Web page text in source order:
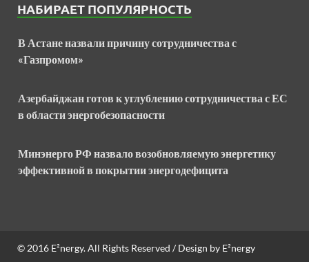
НАБИРАЕТ ПОПУЛЯРНОСТЬ
В Астане назвали причину сотрудничества с
«Газпромом»
Азербайджан готов к углублению сотрудничества с ЕС
в области энергобезопасности
Минэнерго РФ назвало возобновляемую энергетику
эффективной в покрытии энергодефицита
© 2016 E²nergy. All Rights Reserved / Design by E²nergy